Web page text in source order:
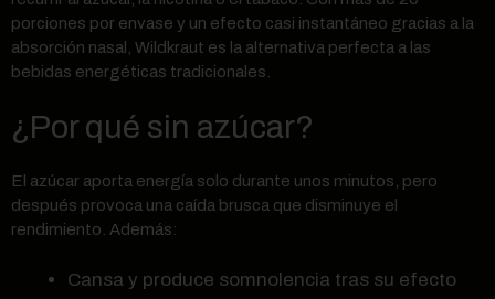
porciones por envase y un efecto casi instantáneo gracias a la
absorción nasal, Wildkraut es la alternativa perfecta a las
bebidas energéticas tradicionales.
¿Por qué sin azúcar?
El azúcar aporta energía solo durante unos minutos, pero
después provoca una caída brusca que disminuye el
rendimiento. Además:
Cansa y produce somnolencia tras su efecto